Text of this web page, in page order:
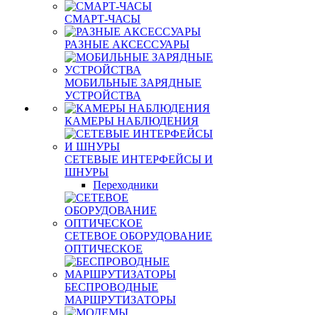
СМАРТ-ЧАСЫ
РАЗНЫЕ АКСЕССУАРЫ
МОБИЛЬНЫЕ ЗАРЯДНЫЕ
УСТРОЙСТВА
КАМЕРЫ НАБЛЮДЕНИЯ
СЕТЕВЫЕ ИНТЕРФЕЙСЫ И
ШНУРЫ
Переходники
СЕТЕВОЕ ОБОРУДОВАНИЕ
ОПТИЧЕСКОЕ
БЕСПРОВОДНЫЕ
МАРШРУТИЗАТОРЫ